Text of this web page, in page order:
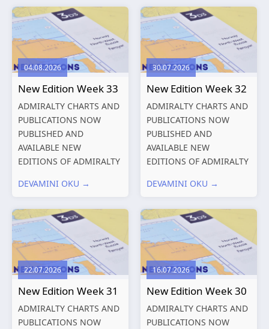
düzenleyici gereklilikleri
ve dijitalleşen
operasyonel ihtiyaçları
doğrultusunda kapsamlı
Dijital Yayınlar ve Uyum
Yönetimi çözümleri
sunmaktadır.
Hizmetlerimiz; gemi
işletmecileri, armatörler,
teknik yönetim şirketleri
ve denizcilik...
Shipping and the
Environment – A Guide to
Environmental
Compliance...
04.08.2026
New Edition Week 33
ADMIRALTY CHARTS AND
PUBLICATIONS NOW
PUBLISHED AND
AVAILABLE NEW
EDITIONS OF ADMIRALTY
PUBLICATIONS New
Charts published 13
August 2026 Chart
Title, limits
and other remarks
319
International chart
DEVAMINI OKU →
30.07.2026
New Edition Week 32
ADMIRALTY CHARTS AND
PUBLICATIONS NOW
PUBLISHED AND
AVAILABLE NEW
EDITIONS OF ADMIRALTY
PUBLICATIONS New
Charts published 06
August 2026 Chart Title,
limits and other remarks
1602 China – Chang...
DEVAMINI OKU →
22.07.2026
New Edition Week 31
ADMIRALTY CHARTS AND
PUBLICATIONS NOW
16.07.2026
New Edition Week 30
ADMIRALTY CHARTS AND
PUBLICATIONS NOW